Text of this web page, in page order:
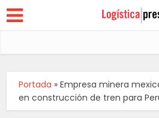
Portada »Empresa minera
en construcción de tren para